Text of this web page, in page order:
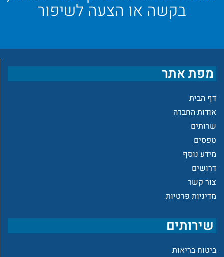
בקשה או הצעה לשיפור
מפת אתר
דף הבית
אודות החברה
שרותים
טפסים
מידע נוסף
דרושים
צור קשר
מדיניות פרטיות
שירותים
ביטוח בריאות